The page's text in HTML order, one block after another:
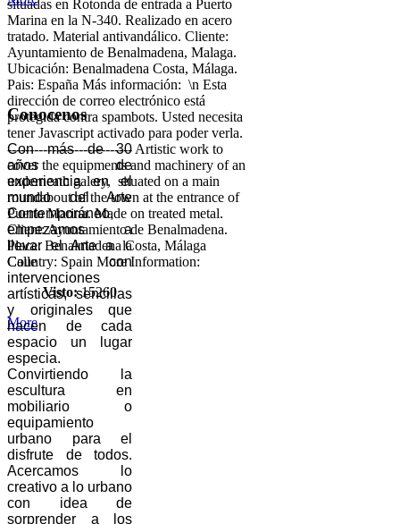
situadas en Rotonda de entrada a Puerto
Marina en la N-340. Realizado en acero
tratado. Material antivandálico. Cliente:
Ayuntamiento de Benalmadena, Malaga.
Ubicación: Benalmadena Costa, Málaga.
Pais: España Más información: \n Esta
dirección de correo electrónico está
protegida contra spambots. Usted necesita
tener Javascript activado para poder verla.
---------------------------- Artistic work to
cover the equipments and machinery of an
underneath galery, situated on a main
roundabout of the town at the entrance of
Puerto Marina. Made on treated metal.
Client: Ayuntamiento de Benalmadena.
Place: Benalmadena Costa, Málaga
Country: Spain More Information:
Visto:15260
More
Conocenos
Con más de 30
años de
experiencia en el
mundo del Arte
Contemporáneo,
empezamos a
llevar el Arte ala
Callecon
intervenciones
artísticas, sencillas
y originales que
hacen de cada
espacio un lugar
especia.
Convirtiendo la
escultura en
mobiliario o
equipamiento
urbano para el
disfrute de todos.
Acercamos lo
creativo a lo urbano
con idea de
sorprender a los